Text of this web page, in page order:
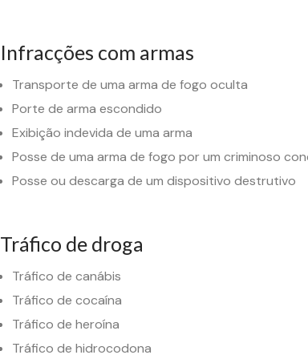
Infracções com armas
Transporte de uma arma de fogo oculta
Porte de arma escondido
Exibição indevida de uma arma
Posse de uma arma de fogo por um criminoso
Posse ou descarga de um dispositivo destrutivo
Tráfico de droga
Tráfico de canábis
Tráfico de cocaína
Tráfico de heroína
Tráfico de hidrocodona